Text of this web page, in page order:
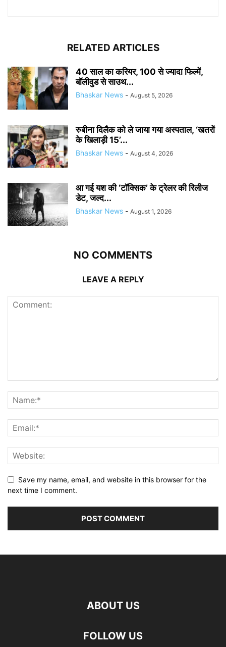
RELATED ARTICLES
40 साल का करियर, 100 से ज्यादा फिल्में,
बॉलीवुड से साउथ...
Bhaskar News - August 5, 2026
रुबीना दिलैक को ले जाया गया अस्पताल, ‘खतरों
के खिलाड़ी 15’...
Bhaskar News - August 4, 2026
आ गई यश की ‘टॉक्सिक’ के ट्रेलर की रिलीज
डेट, जल्द...
Bhaskar News - August 1, 2026
NO COMMENTS
LEAVE A REPLY
Save my name, email, and website in this browser for the
next time I comment.
ABOUT US
FOLLOW US